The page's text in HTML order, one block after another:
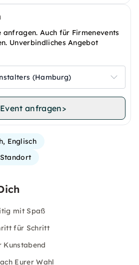
Auch für Firmenevents
Unverbindliches Angebot
(Hamburg)
Event anfragen>
Englisch
mit Spaß
für Schritt
Kunstabend
Eurer Wahl